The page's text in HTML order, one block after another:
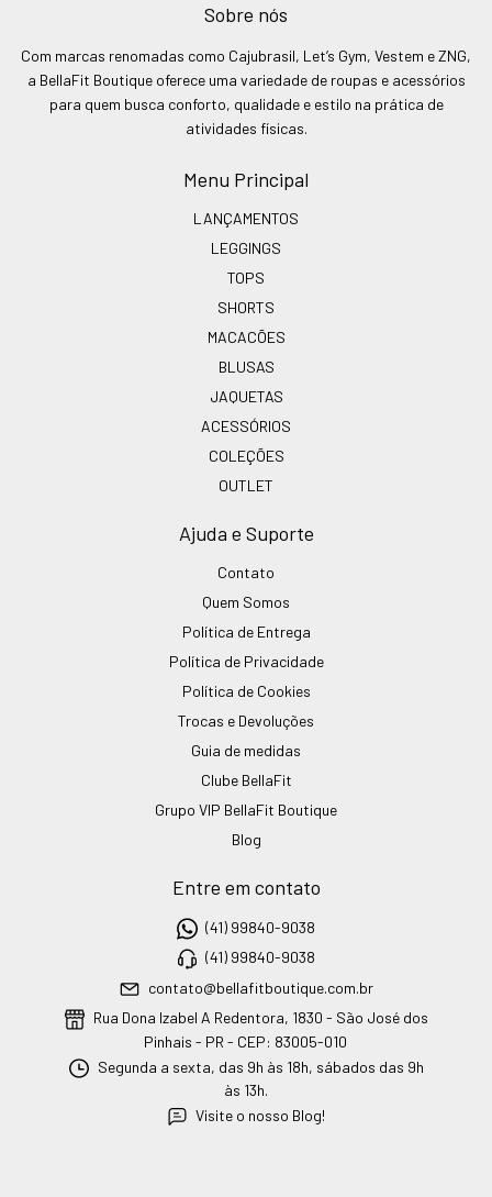
Sobre nós
Com marcas renomadas como Cajubrasil, Let’s Gym, Vestem e ZNG,
a BellaFit Boutique oferece uma variedade de roupas e acessórios
para quem busca conforto, qualidade e estilo na prática de
atividades físicas.
Menu Principal
LANÇAMENTOS
LEGGINGS
TOPS
SHORTS
MACACÕES
BLUSAS
JAQUETAS
ACESSÓRIOS
COLEÇÕES
OUTLET
Ajuda e Suporte
Contato
Quem Somos
Política de Entrega
Política de Privacidade
Política de Cookies
Trocas e Devoluções
Guia de medidas
Clube BellaFit
Grupo VIP BellaFit Boutique
Blog
Entre em contato
(41) 99840-9038
(41) 99840-9038
contato@bellafitboutique.com.br
Rua Dona Izabel A Redentora, 1830 - São José dos
Pinhais - PR - CEP: 83005-010
Segunda a sexta, das 9h às 18h, sábados das 9h
às 13h.
Visite o nosso Blog!